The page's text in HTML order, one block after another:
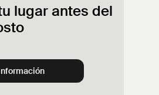
lugar antes del